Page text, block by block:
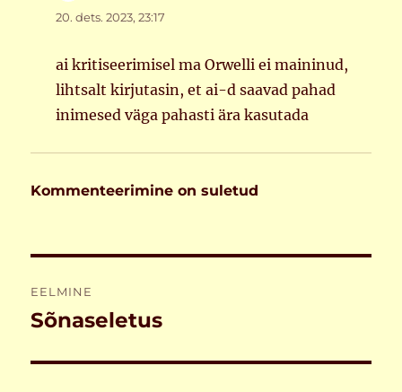
20. dets. 2023, 23:17
ai kritiseerimisel ma Orwelli ei maininud,
lihtsalt kirjutasin, et ai-d saavad pahad
inimesed väga pahasti ära kasutada
Kommenteerimine on suletud
EELMINE
Eelmine
Sõnaseletus